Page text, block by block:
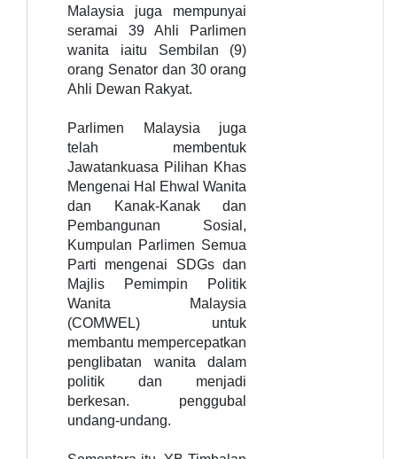
Malaysia juga mempunyai
seramai 39 Ahli Parlimen
wanita iaitu Sembilan (9)
orang Senator dan 30 orang
Ahli Dewan Rakyat.
Parlimen Malaysia juga
telah membentuk
Jawatankuasa Pilihan Khas
Mengenai Hal Ehwal Wanita
dan Kanak-Kanak dan
Pembangunan Sosial,
Kumpulan Parlimen Semua
Parti mengenai SDGs dan
Majlis Pemimpin Politik
Wanita Malaysia
(COMWEL) untuk
membantu mempercepatkan
penglibatan wanita dalam
politik dan menjadi
berkesan. penggubal
undang-undang.